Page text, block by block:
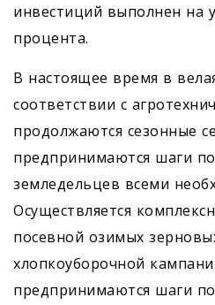
инвестиций выполнен на
процента.
В настоящее время в
соответствии с
продолжаются сезонные
предпринимаются шаги
земледельцев всеми
Осуществляется
посевной озимых
хлопкоуборочной
предпринимаются шаги